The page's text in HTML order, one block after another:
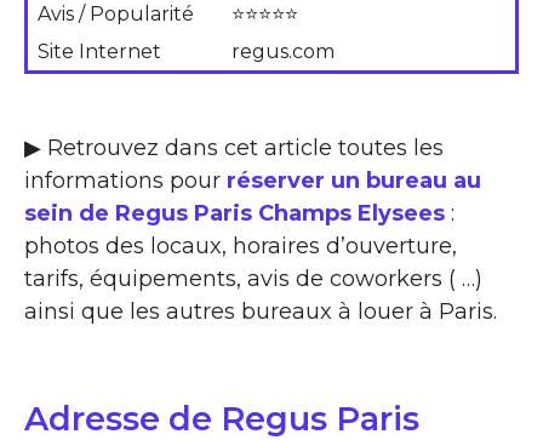
Avis / Popularité
⭐⭐⭐⭐⭐
Site Internet
regus.com
▶ Retrouvez dans cet article toutes les
informations pour réserver un bureau au
sein de Regus Paris Champs Elysees :
photos des locaux, horaires d’ouverture,
tarifs, équipements, avis de coworkers ( …)
ainsi que les autres bureaux à louer à Paris.
Adresse de Regus Paris